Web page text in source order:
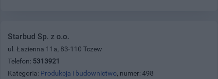
Starbud Sp. z o.o.
ul. Łazienna 11a, 83-110 Tczew
Telefon: 5313921
Kategoria: Produkcja i budownictwo, numer: 498